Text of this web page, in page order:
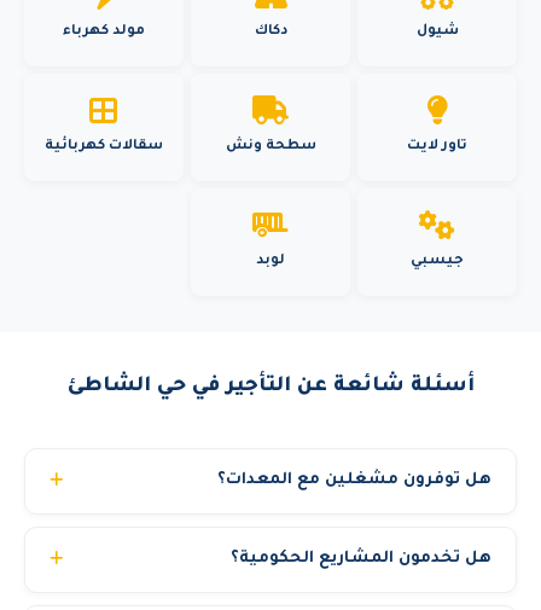
شيول دكاك مولد كهرباء
تاور لايت سطحة ونش سقالات كهربائية
جيسبي لوبد
أسئلة شائعة عن التأجير في حي الشاطئ
هل توفرون مشغلين مع المعدات؟
سنوات. يمكنك اختيار استئجار المعدة مع مشغل أو بدون حسب
هل تخدمون المشاريع الحكومية؟